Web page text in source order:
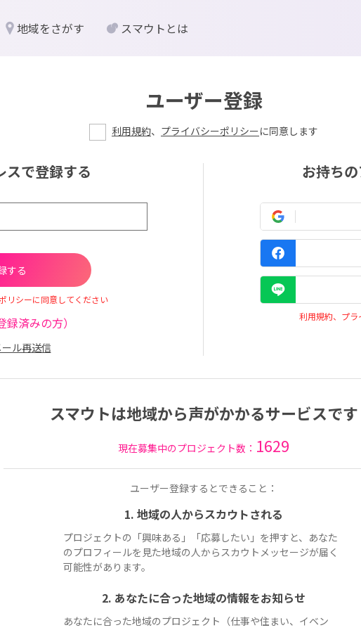
ユーザー登録
利用規約、 プライバシーポリシーに同意します
スで登録する
リシーに同意してください
済みの方）
ル再送信
お持ち
利用規約、プ
スマウトは地域から声がかかるサービスです
現在募集中のプロジェクト数： 1629
ユーザー登録するとできること：
1. 地域の人からスカウトされる
プロジェクトの「興味ある」「応募したい」を押すと、あなた
のプロフィールを見た地域の人からスカウトメッセージが届く
可能性があります。
2. あなたに合った地域の情報をお知らせ
あなたに合った地域のプロジェクト（仕事や住まい、イベン
地域をさがす スマウトとは